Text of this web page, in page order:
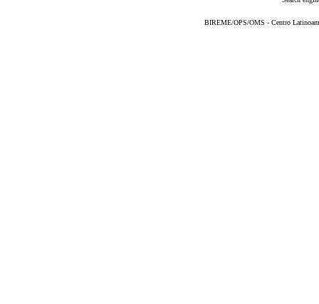
BIREME/OPS/OMS - Centro